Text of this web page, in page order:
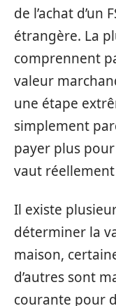
de l’achat d’un
étrangère. La
comprennent
valeur
une étape
simplement
payer plus
vaut réellement
Il existe
déterminer la
maison,
d’autres sont
courante pour